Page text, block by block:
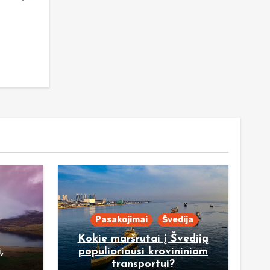
Pasakojimai Švedija
Kokie maršrutai į Švediją
populiariausi krovininiam
transportui?